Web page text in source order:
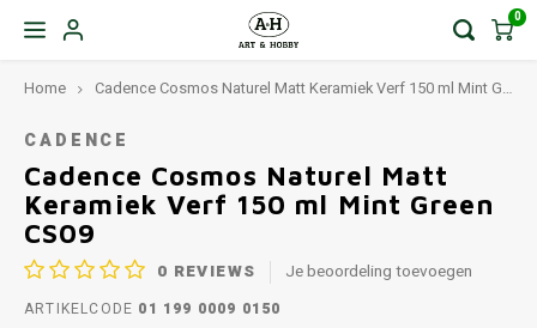
0
Home Cadence Cosmos Naturel Matt Keramiek Verf 150 ml Mint Green CS09
CADENCE
Cadence Cosmos Naturel Matt
Keramiek Verf 150 ml Mint Green
CS09
0 REVIEWS Je beoordeling toevoegen
ARTIKELCODE 01 199 0009 0150